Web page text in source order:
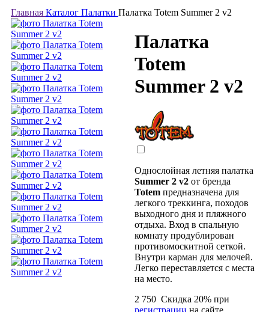
Главная Каталог Палатки Палатка Totem Summer 2 v2
Палатка
Totem
Summer 2 v2
Однослойная летняя палатка
Summer 2 v2 от бренда
Totem предназначена для
легкого треккинга, походов
выходного дня и пляжного
отдыха. Вход в спальную
комнату продублирован
противомоскитной сеткой.
Внутри карман для мелочей.
Легко переставляется с места
на место.
2 750 Скидка 20% при